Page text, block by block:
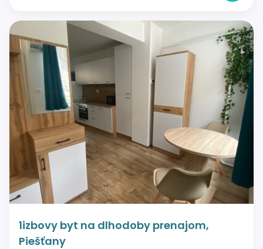
1izbovy byt na dlhodoby prenajom,
Piešťany